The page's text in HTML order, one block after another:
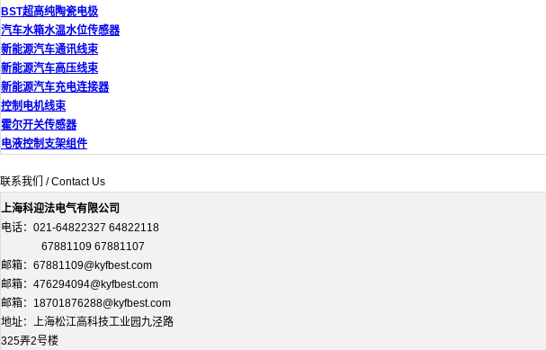
BST超高纯陶瓷电极
汽车水箱水温水位传感器
新能源汽车通讯线束
新能源汽车高压线束
新能源汽车充电连接器
控制电机线束
霍尔开关传感器
电液控制支架组件
联系我们 / Contact Us
上海科迎法电气有限公司
电话：021-64822327 64822118
67881109 67881107
邮箱：67881109@kyfbest.com
邮箱：476294094@kyfbest.com
邮箱：18701876288@kyfbest.com
地址：上海松江高科技工业园九泾路
325弄2号楼